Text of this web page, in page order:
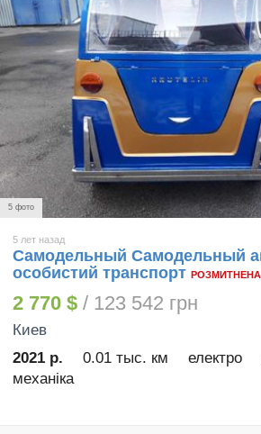
5 фото
5 лет назад
Самодельный Самодельный
особистий транспорт РОЗМИТНЕНА
2 770 $ / 123 542 грн
Киев
2021 р.
0.01 тыс. км електро
механіка